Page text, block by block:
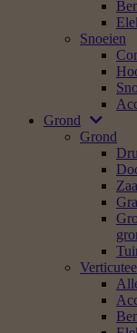
Snoeien
Grond
Grond